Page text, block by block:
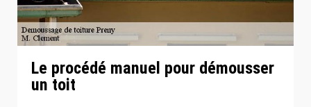
Le procédé manuel pour démousser
un toit